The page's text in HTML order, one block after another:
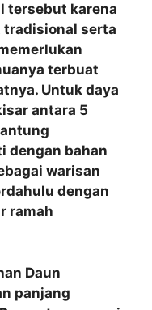
tersebut karena
tradisional serta
terbuat
Untuk daya
antara 5
dengan bahan
warisan
dengan
ramah
Daun
panjang